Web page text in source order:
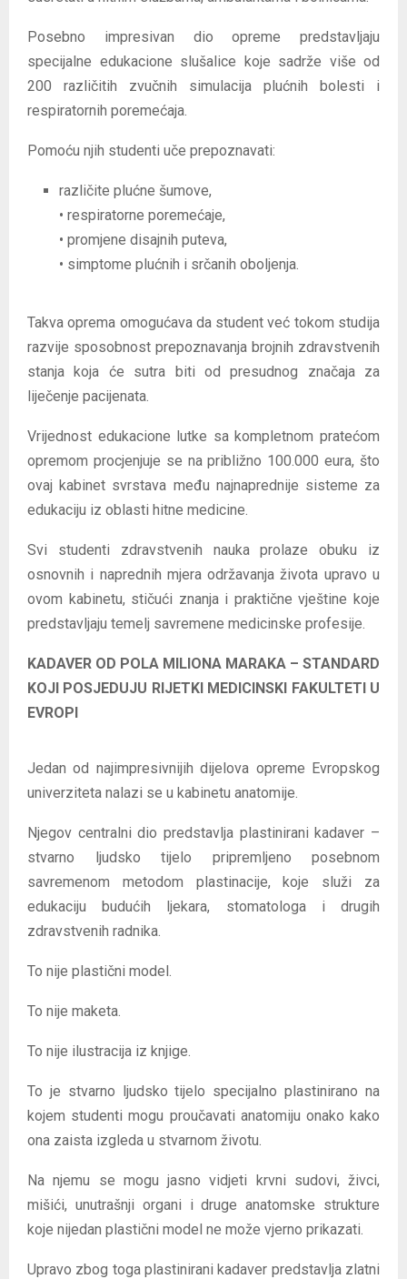
Posebno impresivan dio opreme predstavljaju
specijalne edukacione slušalice koje sadrže više od
200 različitih zvučnih simulacija plućnih bolesti i
respiratornih poremećaja.
Pomoću njih studenti uče prepoznavati:
različite plućne šumove,
• respiratorne poremećaje,
• promjene disajnih puteva,
• simptome plućnih i srčanih oboljenja.
Takva oprema omogućava da student već tokom studija
razvije sposobnost prepoznavanja brojnih zdravstvenih
stanja koja će sutra biti od presudnog značaja za
liječenje pacijenata.
Vrijednost edukacione lutke sa kompletnom pratećom
opremom procjenjuje se na približno 100.000 eura, što
ovaj kabinet svrstava među najnaprednije sisteme za
edukaciju iz oblasti hitne medicine.
Svi studenti zdravstvenih nauka prolaze obuku iz
osnovnih i naprednih mjera održavanja života upravo u
ovom kabinetu, stičući znanja i praktične vještine koje
predstavljaju temelj savremene medicinske profesije.
KADAVER OD POLA MILIONA MARAKA – STANDARD
KOJI POSJEDUJU RIJETKI MEDICINSKI FAKULTETI U
EVROPI
Jedan od najimpresivnijih dijelova opreme Evropskog
univerziteta nalazi se u kabinetu anatomije.
Njegov centralni dio predstavlja plastinirani kadaver –
stvarno ljudsko tijelo pripremljeno posebnom
savremenom metodom plastinacije, koje služi za
edukaciju budućih ljekara, stomatologa i drugih
zdravstvenih radnika.
To nije plastični model.
To nije maketa.
To nije ilustracija iz knjige.
To je stvarno ljudsko tijelo specijalno plastinirano na
kojem studenti mogu proučavati anatomiju onako kako
ona zaista izgleda u stvarnom životu.
Na njemu se mogu jasno vidjeti krvni sudovi, živci,
mišići, unutrašnji organi i druge anatomske strukture
koje nijedan plastični model ne može vjerno prikazati.
Upravo zbog toga plastinirani kadaver predstavlja zlatni